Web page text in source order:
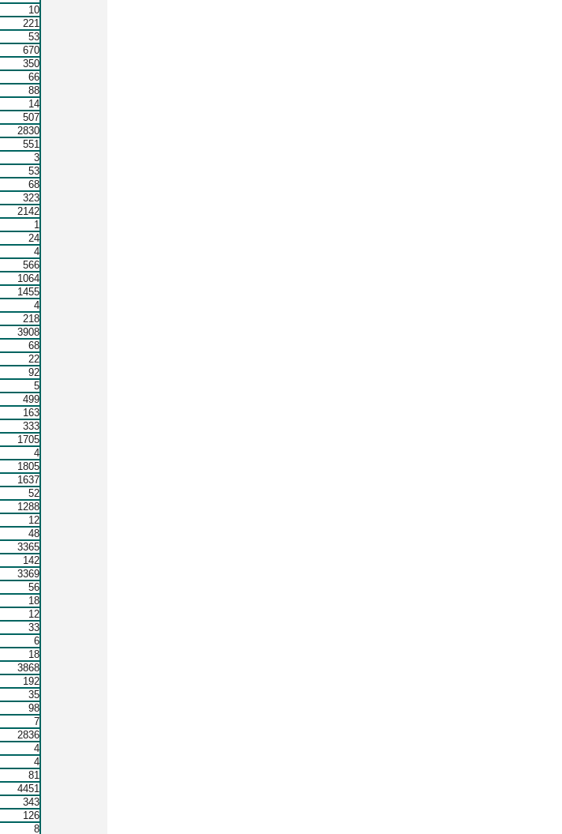
10
221
53
670
350
66
88
14
507
2830
551
3
53
68
323
2142
1
24
4
566
1064
1455
4
218
3908
68
22
92
5
499
163
333
1705
4
1805
1637
52
1288
12
48
3365
142
3369
56
18
12
33
6
18
3868
192
35
98
7
2836
4
4
81
4451
343
126
8